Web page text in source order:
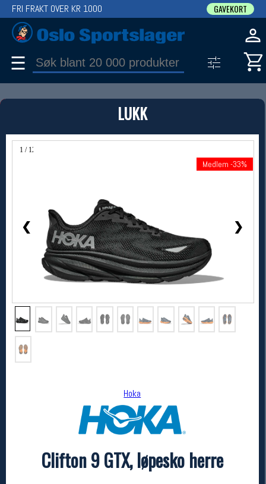
LUKK
1 / 12
❮ ❯
Medlem -33%
Hoka
Clifton 9 GTX, løpesko herre
FRI FRAKT OVER KR 1000 GAVEKORT
☰
PRODUKT
Produkter (1)
Bruk filter til å spisse søket
Hoka
2399,- MEDLEM:1599,-